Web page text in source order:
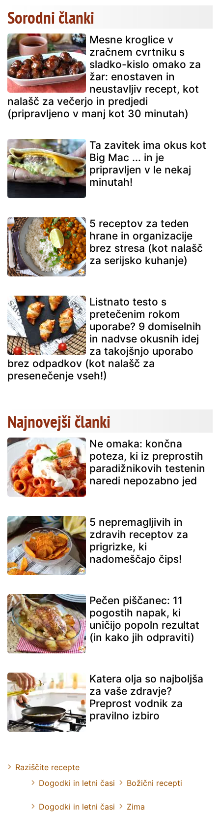
Sorodni članki
Mesne kroglice v
zračnem cvrtniku s
sladko-kislo omako za
žar: enostaven in
neustavljiv recept, kot
nalašč za večerjo in predjedi
(pripravljeno v manj kot 30 minutah)
Ta zavitek ima okus kot
Big Mac ... in je
pripravljen v le nekaj
minutah!
5 receptov za teden
hrane in organizacije
brez stresa (kot nalašč
za serijsko kuhanje)
Listnato testo s
pretečenim rokom
uporabe? 9 domiselnih
in nadvse okusnih idej
za takojšnjo uporabo
brez odpadkov (kot nalašč za
presenečenje vseh!)
Najnovejši članki
Ne omaka: končna
poteza, ki iz preprostih
paradižnikovih testenin
naredi nepozabno jed
5 nepremagljivih in
zdravih receptov za
prigrizke, ki
nadomeščajo čips!
Pečen piščanec: 11
pogostih napak, ki
uničijo popoln rezultat
(in kako jih odpraviti)
Katera olja so najboljša
za vaše zdravje?
Preprost vodnik za
pravilno izbiro
Raziščite recepte
Dogodki in letni časi
Božični recepti
Dogodki in letni časi Zima